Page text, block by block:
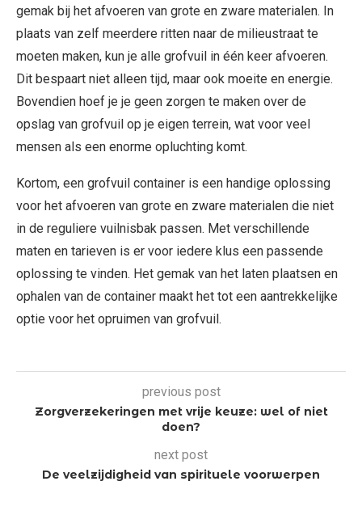
gemak bij het afvoeren van grote en zware materialen. In
plaats van zelf meerdere ritten naar de milieustraat te
moeten maken, kun je alle grofvuil in één keer afvoeren.
Dit bespaart niet alleen tijd, maar ook moeite en energie.
Bovendien hoef je je geen zorgen te maken over de
opslag van grofvuil op je eigen terrein, wat voor veel
mensen als een enorme opluchting komt.
Kortom, een grofvuil container is een handige oplossing
voor het afvoeren van grote en zware materialen die niet
in de reguliere vuilnisbak passen. Met verschillende
maten en tarieven is er voor iedere klus een passende
oplossing te vinden. Het gemak van het laten plaatsen en
ophalen van de container maakt het tot een aantrekkelijke
optie voor het opruimen van grofvuil.
previous post
Zorgverzekeringen met vrije keuze: wel of niet
doen?
next post
De veelzijdigheid van spirituele voorwerpen